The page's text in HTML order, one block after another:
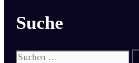
Suche
Suchen